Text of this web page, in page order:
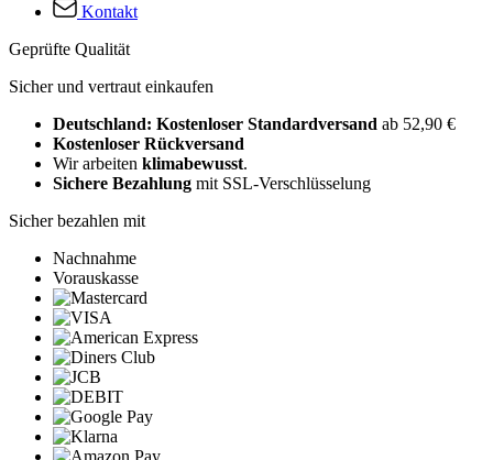
Kontakt
Geprüfte Qualität
Sicher und vertraut einkaufen
Deutschland: Kostenloser Standardversand ab 52,90 €
Kostenloser Rückversand
Wir arbeiten klimabewusst.
Sichere Bezahlung mit SSL-Verschlüsselung
Sicher bezahlen mit
Nachnahme
Vorauskasse